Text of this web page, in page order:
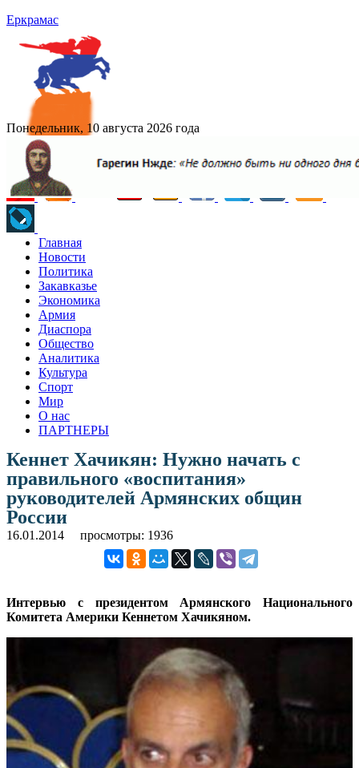
Еркрамас
Понедельник, 10 августа 2026 года
Главная
Новости
Политика
Закавказье
Экономика
Армия
Диаспора
Общество
Аналитика
Культура
Спорт
Мир
О нас
ПАРТНЕРЫ
Кеннет Хачикян: Нужно начать с
правильного «воспитания»
руководителей Армянских общин
России
16.01.2014 просмотры: 1936
Интервью с президентом Армянского Национального
Комитета Америки Кеннетом Хачикяном.